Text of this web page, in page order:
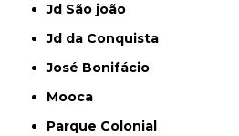
Jd São joão
Jd da Conquista
José Bonifácio
Mooca
Parque Colonial